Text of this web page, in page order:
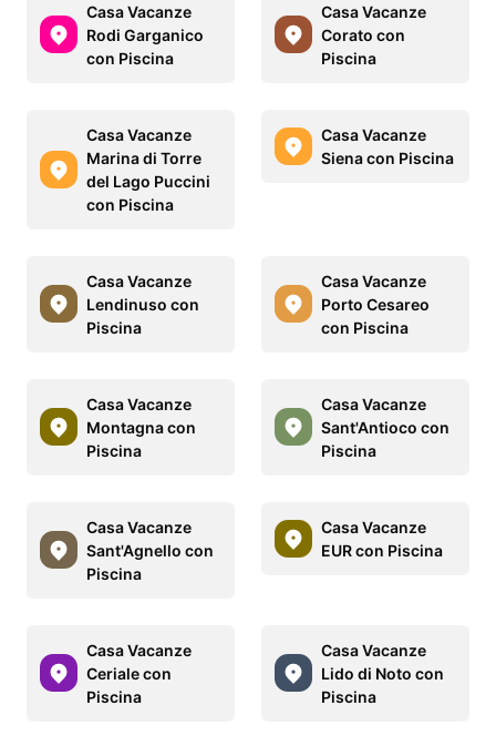
Casa Vacanze
Rodi Garganico
con Piscina
Casa Vacanze
Corato con
Piscina
Casa Vacanze
Marina di Torre
del Lago Puccini
con Piscina
Casa Vacanze
Siena con Piscina
Casa Vacanze
Lendinuso con
Piscina
Casa Vacanze
Porto Cesareo
con Piscina
Casa Vacanze
Montagna con
Piscina
Casa Vacanze
Sant'Antioco con
Piscina
Casa Vacanze
Sant'Agnello con
Piscina
Casa Vacanze
EUR con Piscina
Casa Vacanze
Ceriale con
Piscina
Casa Vacanze
Lido di Noto con
Piscina